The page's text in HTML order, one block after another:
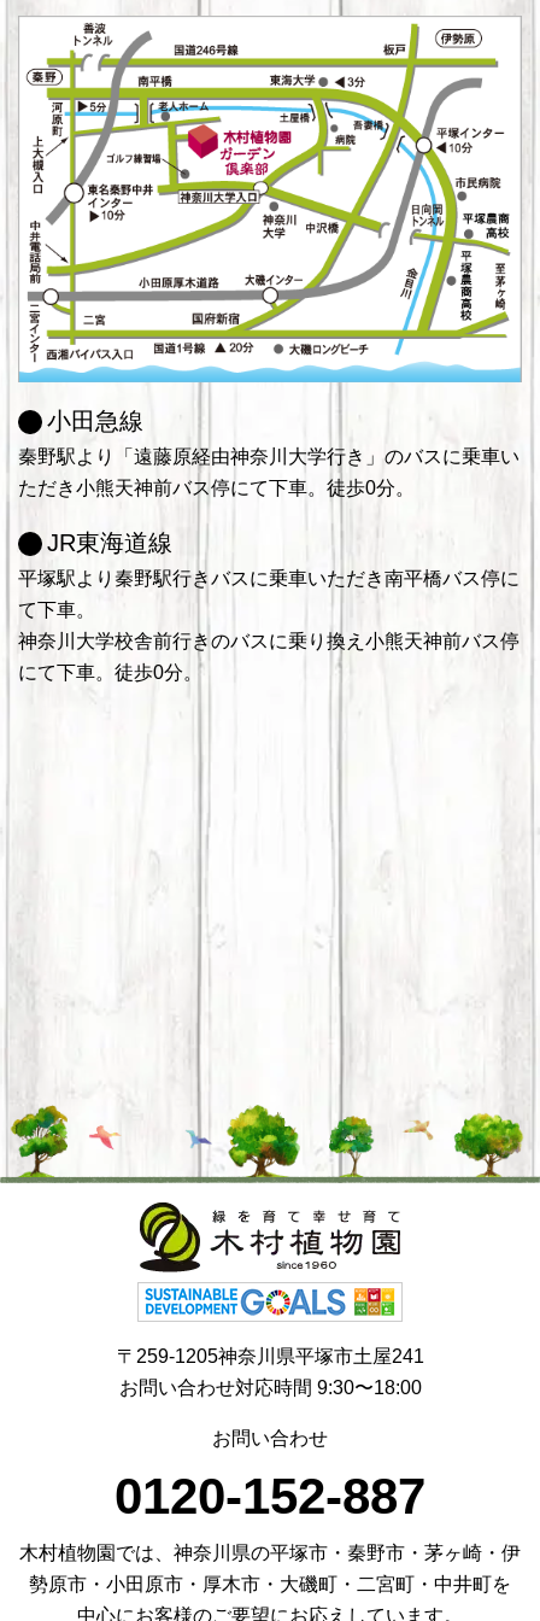
小田急線
秦野駅より「遠藤原経由神奈川大学行き」のバスに乗車い
ただき小熊天神前バス停にて下車。徒歩0分。
JR東海道線
平塚駅より秦野駅行きバスに乗車いただき南平橋バス停に
て下車。
神奈川大学校舎前行きのバスに乗り換え小熊天神前バス停
にて下車。徒歩0分。
〒259-1205神奈川県平塚市土屋241
お問い合わせ対応時間 9:30〜18:00
お問い合わせ
0120-152-887
木村植物園では、神奈川県の平塚市・秦野市・茅ヶ崎・伊
勢原市・小田原市・厚木市・大磯町・二宮町・中井町を
中心にお客様のご要望にお応えしています。